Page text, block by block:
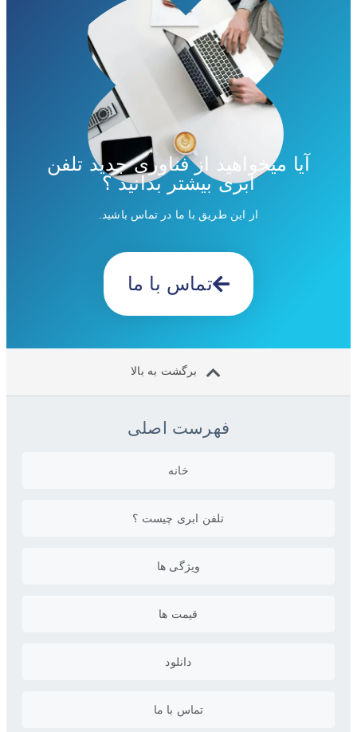
آیا میخواهید از فناوری جدید تلفن
ابری بیشتر بدانید ؟
از این طریق با ما در تماس باشید.
تماس با ما
برگشت به بالا
فهرست اصلی
خانه
تلفن ابری چیست ؟
ویژگی ها
قیمت ها
دانلود
تماس با ما